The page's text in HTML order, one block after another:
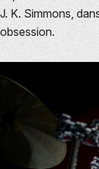
J. K. Simmons,
obsession.